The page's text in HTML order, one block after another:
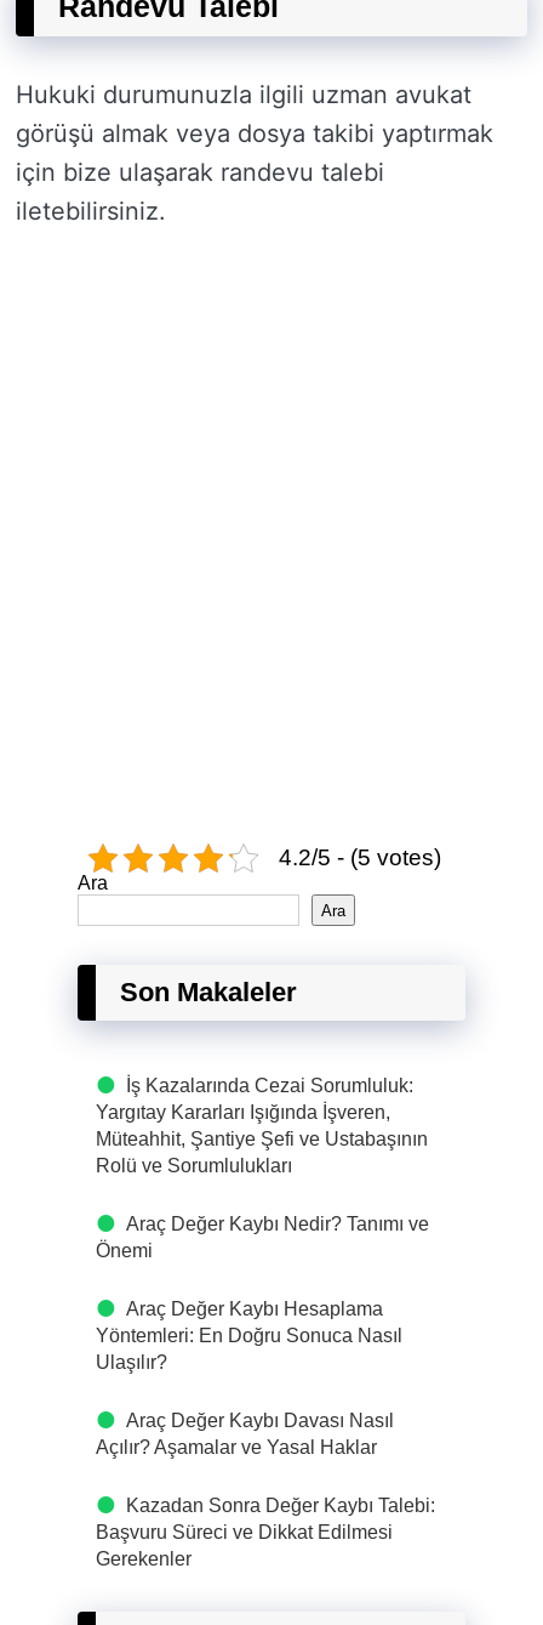
Hukuki durumunuzla ilgili uzman avukat
görüşü almak veya dosya takibi yaptırmak
için bize ulaşarak randevu talebi
iletebilirsiniz.
4.2/5 - (5 votes)
Ara
Ara
Son Makaleler
İş Kazalarında Cezai Sorumluluk:
Yargıtay Kararları Işığında İşveren,
Müteahhit, Şantiye Şefi ve Ustabaşının
Rolü ve Sorumlulukları
Araç Değer Kaybı Nedir? Tanımı ve
Önemi
Araç Değer Kaybı Hesaplama
Yöntemleri: En Doğru Sonuca Nasıl
Ulaşılır?
Araç Değer Kaybı Davası Nasıl
Açılır? Aşamalar ve Yasal Haklar
Kazadan Sonra Değer Kaybı Talebi:
Başvuru Süreci ve Dikkat Edilmesi
Gerekenler